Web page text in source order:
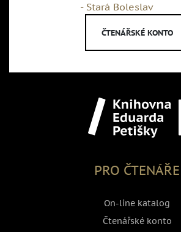
- Stará Boleslav
ČTENÁŘSKÉ KONTO
PRO ČTENÁŘE
On-line katalog
Čtenářské konto